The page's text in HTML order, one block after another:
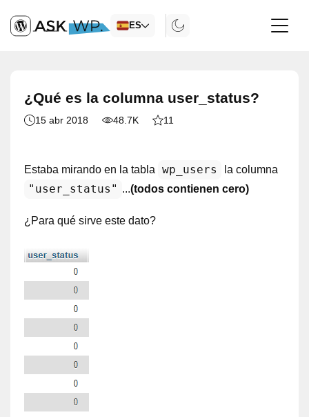
ES
¿Qué es la columna user_status?
15 abr 2018 48.7K 11
Estaba mirando en la tabla wp_users la columna
"user_status" ...(todos contienen cero)
¿Para qué sirve este dato?